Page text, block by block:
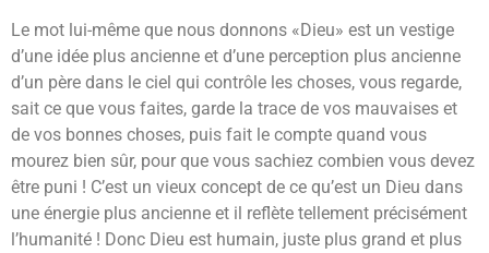
Le mot lui-même que nous donnons «Dieu» est un vestige
d’une idée plus ancienne et d’une perception plus ancienne
d’un père dans le ciel qui contrôle les choses, vous regarde,
sait ce que vous faites, garde la trace de vos mauvaises et
de vos bonnes choses, puis fait le compte quand vous
mourez bien sûr, pour que vous sachiez combien vous devez
être puni ! C’est un vieux concept de ce qu’est un Dieu dans
une énergie plus ancienne et il reflète tellement précisément
l’humanité ! Donc Dieu est humain, juste plus grand et plus